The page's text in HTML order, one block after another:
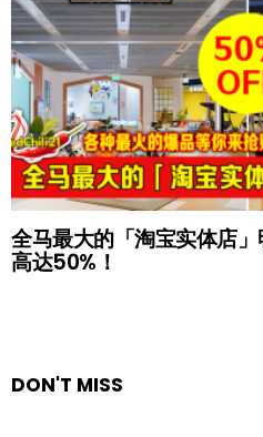
全马最大的「淘宝实体店
高达50%！
DON'T MISS